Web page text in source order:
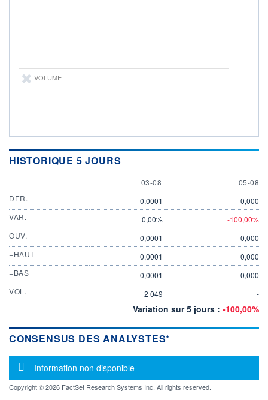
VOLUME
HISTORIQUE 5 JOURS
3 AUGUST
03-08 5
05-08
DER.
0,0001
0,000
VAR.
0,00%
-100,00%
OUV.
0,0001
0,000
+HAUT
0,0001
0,000
+BAS
0,0001
0,000
VOL.
2 049 -
Variation sur 5 jours : -100,00%
CONSENSUS DES ANALYSTES*
Message d'information
Information non disponible
Copyright © 2026 FactSet Research Systems Inc. All rights reserved.